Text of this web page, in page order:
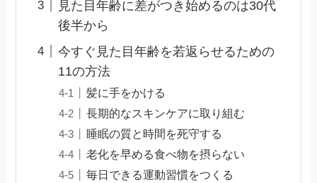
見た目年齢に差がつき始めるのは30代
後半から
今すぐ見た目年齢を若返らせるための
11の方法
髪に手をかける
長期的なスキンケアに取り組む
睡眠の質と時間を死守する
老化を早める食べ物を摂らない
毎日できる運動習慣をつくる